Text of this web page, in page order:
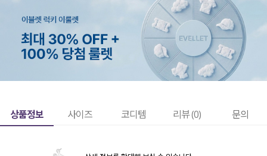
상품정보 사이즈 코디템 리뷰 (0) 문의